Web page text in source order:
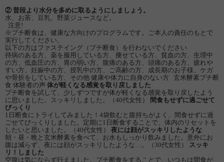
② 普段より水分を多めに取るようにしましょう。
水、お茶、豆乳、野菜ジュースなど。
注意!
※プチ断食は、健康な方向けのプログラムです。ご本人の責任のもとで
実行してください。
以下の方はファステイング（プチ断食）を行わないでください
持病のある方、薬を服用している方、痩せている方、貧血の方、生理中
の方、低血圧の方、胃の弱い方、腹痛のある方、頭痛のある方、疲れや
すい方、妊娠中の方、授乳中の方、ご高齢の方、成長期のお子様、ケガ
や骨折をしている方、その他 健康や体力に自身のない方 玄米酵素プチ断
食 体験者の声 体が軽くなる感覚を取り戻しました
プチ断食を試して、少しずつですが体が軽くなる感覚を取り戻したよう
に思いました。スッキリしました。（40代女性）
間食もせずに過ごせて
びっくり
1日断食にトライしてみました！4袋飲むと腹持ちがよく、間食せずに過
ごせてびっくりしました。定期に1日断食することで、体内のリセットを
したいと思いました。（40代女性） 夜には顔がスッキリしたような
朝・昼・晩と玄米酵素を食べて、お水もしっかり飲みました。意外にお
腹は減らず、夜には顔がスッキリしたような…。（30代女性） スッキ
リ！しました
空腹は気にならず行えました。プチ断食をすることで、いつもは間食が